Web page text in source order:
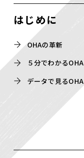
はじめに
OHAの革新
５分でわかるOHA
データで見るOHA